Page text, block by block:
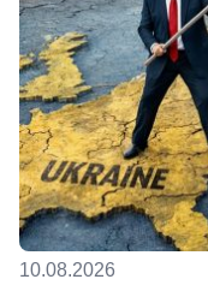
10.08.2026